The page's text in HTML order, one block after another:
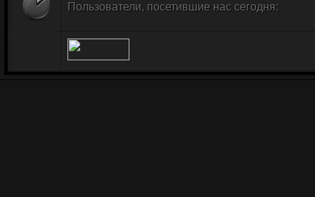
Пользователи, посетившие нас сегодня: